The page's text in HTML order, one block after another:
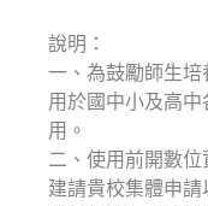
說明：
一、為鼓勵師生
用於國中小及高
用。
二、使用前開數
建請貴校集體申